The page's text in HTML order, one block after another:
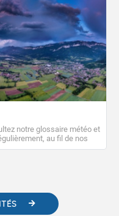
notre glossaire météo et
au fil de nos
des liens utiles vers nos